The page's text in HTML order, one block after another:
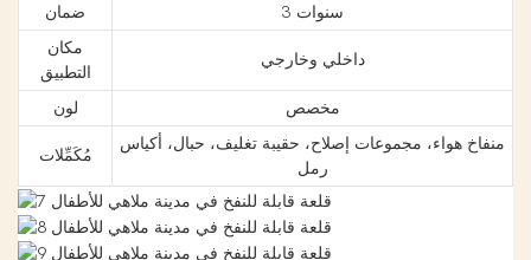
ضمان
3 سنوات
مكان
التطبيق
داخلي وخارجي
لون مخصص
مُكَمِّلات
منفاخ هواء، مجموعات إصلاح، حقيبة تغليف، حبال، أكياس
رمل